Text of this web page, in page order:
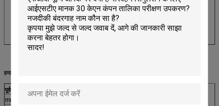
हमारी सेवाएँ:
पूर्व बिक्री सेवा
तकनीकी सलाह: परीक्षण विधि, प्रयोगशाला योजना और सलाह